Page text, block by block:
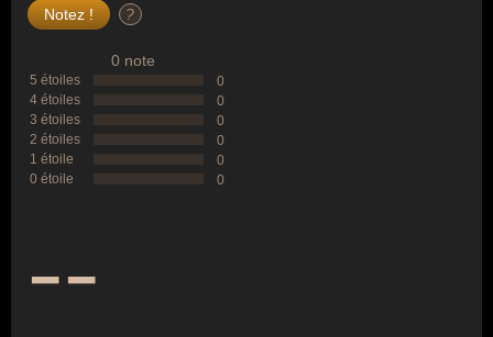
?
0 note
5 étoiles
0
4 étoiles
0
3 étoiles
0
2 étoiles
0
1 étoile
0
0 étoile
0
--